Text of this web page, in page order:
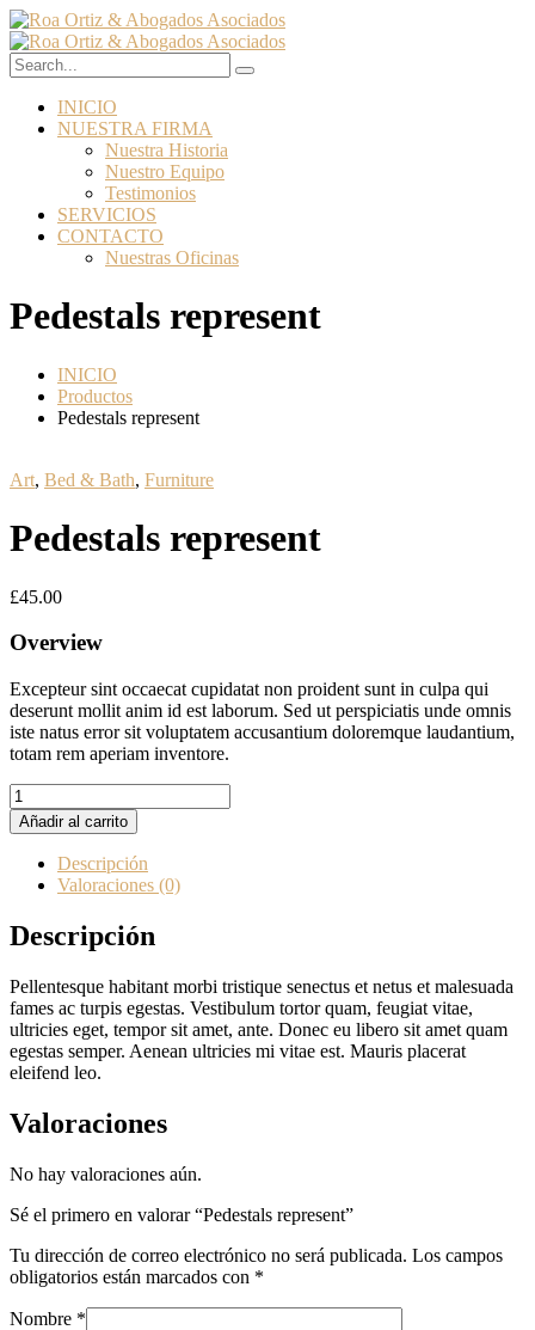
INICIO
NUESTRA FIRMA
Nuestra Historia
Nuestro Equipo
Testimonios
SERVICIOS
CONTACTO
Nuestras Oficinas
Pedestals represent
INICIO
Productos
Pedestals represent
Art, Bed & Bath, Furniture
Pedestals represent
£45.00
Overview
Excepteur sint occaecat cupidatat non proident sunt in culpa qui
deserunt mollit anim id est laborum. Sed ut perspiciatis unde omnis
iste natus error sit voluptatem accusantium doloremque laudantium,
totam rem aperiam inventore.
Pedestals
represent
cantidad
Añadir al carrito
Descripción
Valoraciones (0)
Descripción
Pellentesque habitant morbi tristique senectus et netus et malesuada
fames ac turpis egestas. Vestibulum tortor quam, feugiat vitae,
ultricies eget, tempor sit amet, ante. Donec eu libero sit amet quam
egestas semper. Aenean ultricies mi vitae est. Mauris placerat
eleifend leo.
Valoraciones
No hay valoraciones aún.
Sé el primero en valorar “Pedestals represent”
Tu dirección de correo electrónico no será publicada. Los campos
obligatorios están marcados con *
Nombre *